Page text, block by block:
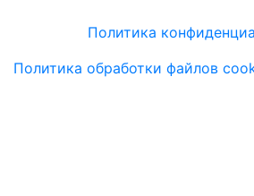
Политика
Политика обработки файлов